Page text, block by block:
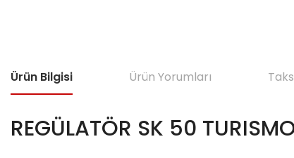
Ürün Bilgisi Ürün Yorumları
REGÜLATÖR SK 50